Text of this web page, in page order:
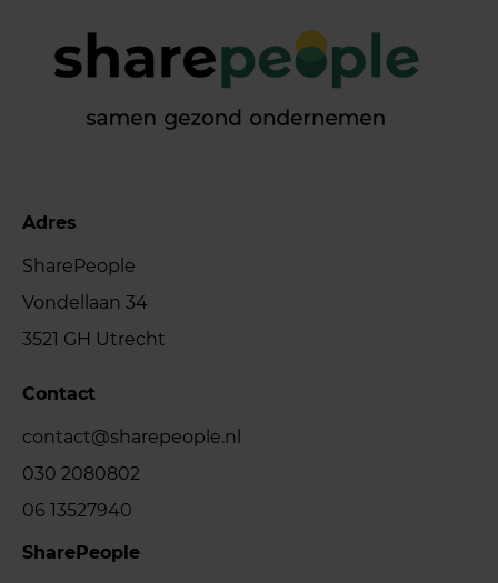
Adres
SharePeople
Vondellaan 34
3521 GH Utrecht
Contact
contact@sharepeople.nl
030 2080802
06 13527940
SharePeople